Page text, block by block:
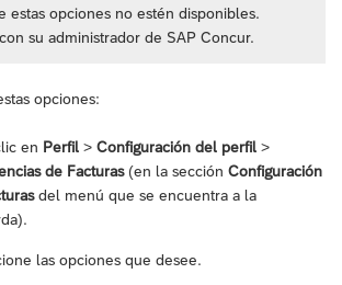
estas opciones no estén disponibles.
su administrador de SAP Concur.
opciones:
en Perfil > Configuración del perfil >
de Facturas(en la sección Configuración
del menú que se encuentra a la
las opciones que desee.